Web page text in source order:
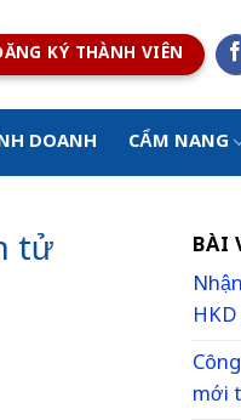
KÝ THÀNH VIÊN
DOANH CẨM NANG
tử
BÀI
mới